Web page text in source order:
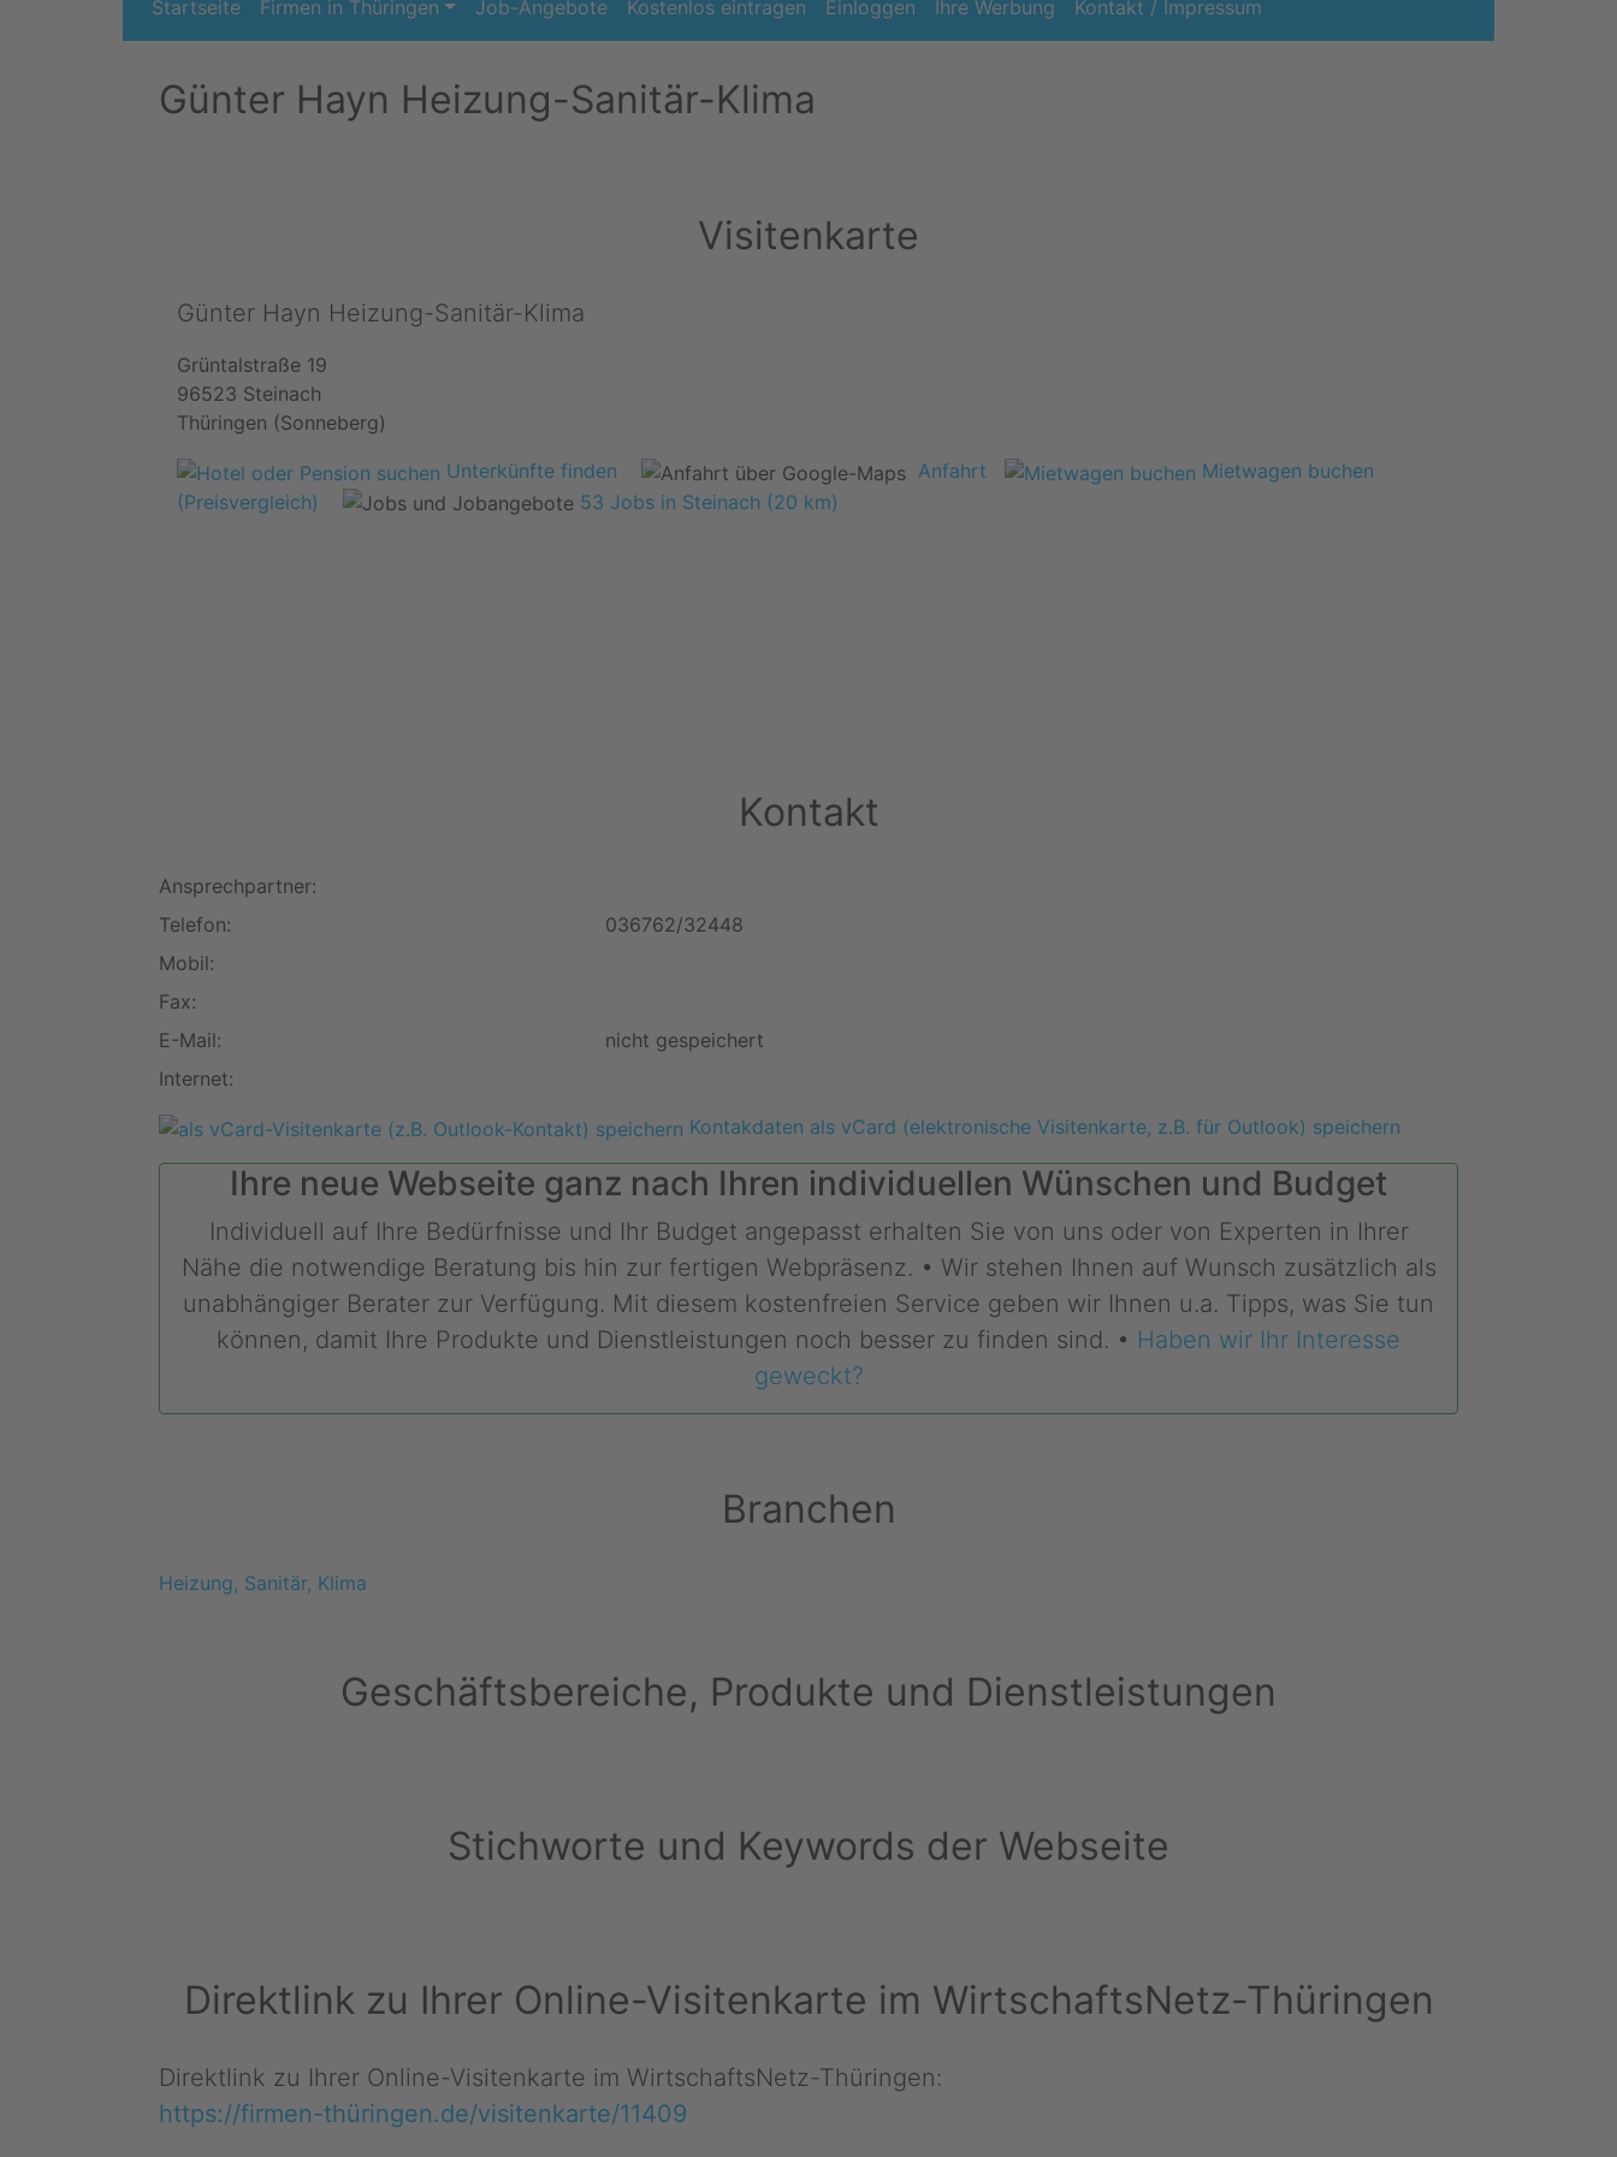
Startseite Firmen in Thüringen Job-Angebote Kostenlos eintragen Einloggen Ihre Werbung Kontakt / Impressum
Günter Hayn Heizung-Sanitär-Klima
Visitenkarte
Günter Hayn Heizung-Sanitär-Klima
Grüntalstraße 19
96523 Steinach
Thüringen (Sonneberg)
Unterkünfte finden
Anfahrt
Mietwagen buchen
(Preisvergleich)
53 Jobs in Steinach (20 km)
Kontakt
Ansprechpartner:
Telefon:
036762/32448
Mobil:
Fax:
E-Mail:
nicht gespeichert
Internet:
Kontakdaten als vCard (elektronische Visitenkarte, z.B. für Outlook) speichern
Ihre neue Webseite ganz nach Ihren individuellen Wünschen und Budget
Individuell auf Ihre Bedürfnisse und Ihr Budget angepasst erhalten Sie von uns oder von Experten in Ihrer
Nähe die notwendige Beratung bis hin zur fertigen Webpräsenz. • Wir stehen Ihnen auf Wunsch zusätzlich als
unabhängiger Berater zur Verfügung. Mit diesem kostenfreien Service geben wir Ihnen u.a. Tipps, was Sie tun
können, damit Ihre Produkte und Dienstleistungen noch besser zu finden sind. • Haben wir Ihr Interesse
geweckt?
Branchen
Heizung, Sanitär, Klima
Geschäftsbereiche, Produkte und Dienstleistungen
Stichworte und Keywords der Webseite
Direktlink zu Ihrer Online-Visitenkarte im WirtschaftsNetz-Thüringen
Direktlink zu Ihrer Online-Visitenkarte im WirtschaftsNetz-Thüringen:
https://firmen-thüringen.de/visitenkarte/11409